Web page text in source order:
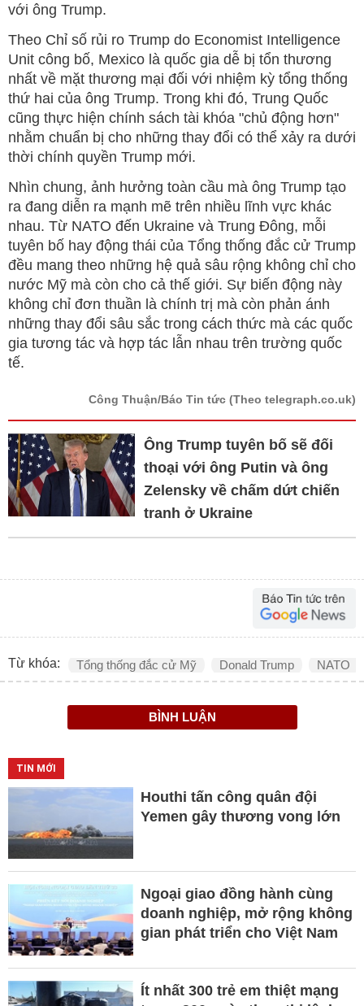
với ông Trump.
Theo Chỉ số rủi ro Trump do Economist Intelligence
Unit công bố, Mexico là quốc gia dễ bị tổn thương
nhất về mặt thương mại đối với nhiệm kỳ tổng thống
thứ hai của ông Trump. Trong khi đó, Trung Quốc
cũng thực hiện chính sách tài khóa "chủ động hơn"
nhằm chuẩn bị cho những thay đổi có thể xảy ra dưới
thời chính quyền Trump mới.
Nhìn chung, ảnh hưởng toàn cầu mà ông Trump tạo
ra đang diễn ra mạnh mẽ trên nhiều lĩnh vực khác
nhau. Từ NATO đến Ukraine và Trung Đông, mỗi
tuyên bố hay động thái của Tổng thống đắc cử Trump
đều mang theo những hệ quả sâu rộng không chỉ cho
nước Mỹ mà còn cho cả thế giới. Sự biến động này
không chỉ đơn thuần là chính trị mà còn phản ánh
những thay đổi sâu sắc trong cách thức mà các quốc
gia tương tác và hợp tác lẫn nhau trên trường quốc
tế.
Công Thuận/Báo Tin tức (Theo telegraph.co.uk)
Ông Trump tuyên bố sẽ đối
thoại với ông Putin và ông
Zelensky về chấm dứt chiến
tranh ở Ukraine
Từ khóa: Tổng thống đắc cử Mỹ Donald Trump NATO
BÌNH LUẬN
TIN MỚI
Houthi tấn công quân đội
Yemen gây thương vong lớn
Ngoại giao đồng hành cùng
doanh nghiệp, mở rộng không
gian phát triển cho Việt Nam
Ít nhất 300 trẻ em thiệt mạng